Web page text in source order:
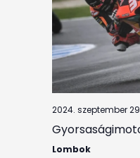
2024. szeptember 29
Lombok